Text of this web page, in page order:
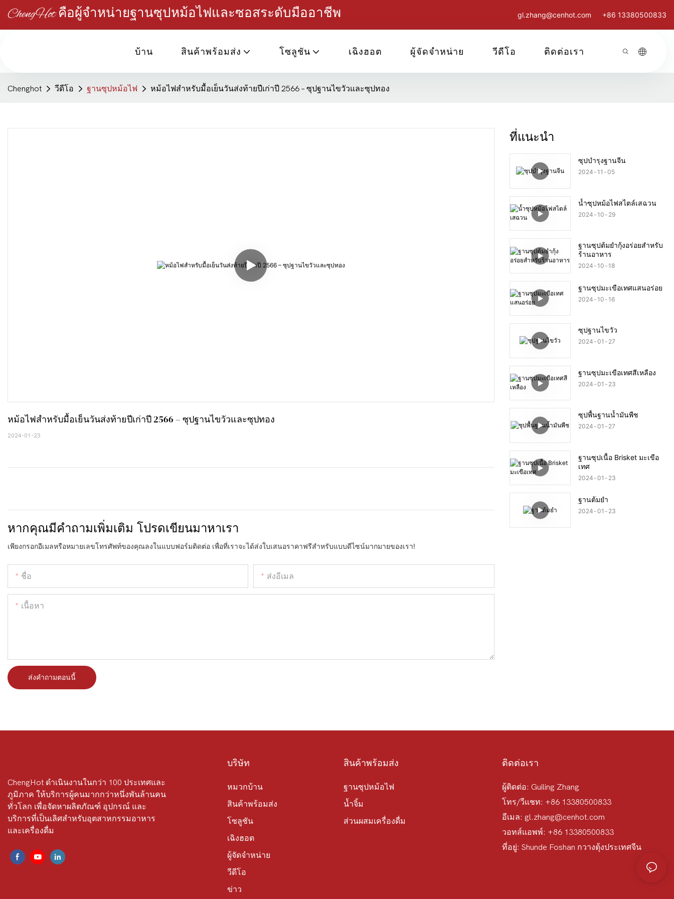
ChengHot คือผู้จำหน่ายฐานซุปหม้อไฟและซอสระดับมืออาชีพ gl.zhang@cenhot.com +86 13380500833
บ้าน สินค้าพร้อมส่ง โซลูชัน เฉิงฮอต ผู้จัดจำหน่าย วีดีโอ ติดต่อเรา
Chenghot วีดีโอ ฐานซุปหม้อไฟ หม้อไฟสำหรับมื้อเย็นวันส่งท้ายปีเก่าปี 2566 – ซุปฐานไขวัวและซุปทอง
หม้อไฟสำหรับมื้อเย็นวันส่งท้ายปีเก่าปี 2566 – ซุปฐานไขวัวและซุปทอง
2024-01-23
หากคุณมีคำถามเพิ่มเติม โปรดเขียนมาหาเรา
เพียงกรอกอีเมลหรือหมายเลขโทรศัพท์ของคุณลงในแบบฟอร์มติดต่อ เพื่อที่เราจะได้ส่งใบเสนอราคาฟรีสำหรับแบบดีไซน์มากมายของเรา!
ชื่อ ส่งอีเมล
เนื้อหา
ส่งคำถามตอนนี้
ที่แนะนำ
ซุปบำรุงฐานจีน
2024 11 05
น้ำซุปหม้อไฟสไตล์เสฉวน
2024 10 29
ฐานซุปต้มยำกุ้งอร่อยสำหรับ
ร้านอาหาร
2024 10 18
ฐานซุปมะเขือเทศแสนอร่อย
2024 10 16
ซุปฐานไขวัว
2024 01 27
ฐานซุปมะเขือเทศสีเหลือง
2024 01 23
ซุปพื้นฐานน้ำมันพืช
2024 01 27
ฐานซุปเนื้อ Brisket มะเขือ
เทศ
2024 01 23
ฐานต้มยำ
2024 01 23
ChengHot ดำเนินงานในกว่า 100 ประเทศและ
ภูมิภาค ให้บริการผู้คนมากกว่าหนึ่งพันล้านคน
ทั่วโลก เพื่อจัดหาผลิตภัณฑ์ อุปกรณ์ และ
บริการที่เป็นเลิศสำหรับอุตสาหกรรมอาหาร
และเครื่องดื่ม
บริษัท
หมวกบ้าน
สินค้าพร้อมส่ง
โซลูชัน
เฉิงฮอต
ผู้จัดจำหน่าย
วีดีโอ
ข่าว
สินค้าพร้อมส่ง
ฐานซุปหม้อไฟ
น้ำจิ้ม
ส่วนผสมเครื่องดื่ม
ติดต่อเรา
ผู้ติดต่อ: Guiling Zhang
โทร/วีแชท: +86 13380500833
อีเมล: gl.zhang@cenhot.com
วอทส์แอพพ์: +86 13380500833
ที่อยู่: Shunde Foshan กวางตุ้งประเทศจีน